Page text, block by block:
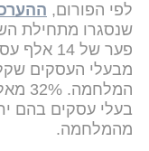
לפי הפורום,
מבעלי העסקים
בעלי עסקים בהם
מהמלחמה.